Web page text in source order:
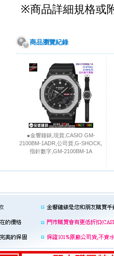
※商品詳細規格或
商品瀏覽紀錄
●金響鐘錶,現貨,CASIO GM-
2100BM-1ADR,公司貨,G-SHOCK,
指針數字,GM-2100BM-1A